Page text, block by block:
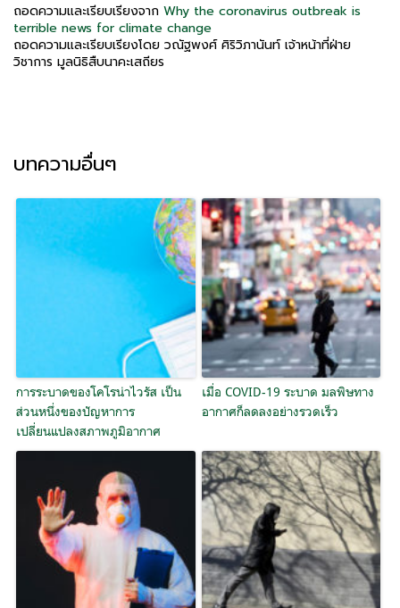
ถอดความและเรียบเรียงจาก Why the coronavirus outbreak is
terrible news for climate change
ถอดความและเรียบเรียงโดย วณัฐพงศ์ ศิริวิภานันท์ เจ้าหน้าที่ฝ่าย
วิชาการ มูลนิธิสืบนาคะเสถียร
บทความอื่นๆ
การระบาดของโคโรน่าไวรัส เป็น
ส่วนหนึ่งของปัญหาการ
เปลี่ยนแปลงสภาพภูมิอากาศ
เมื่อ COVID-19 ระบาด มลพิษทาง
อากาศก็ลดลงอย่างรวดเร็ว